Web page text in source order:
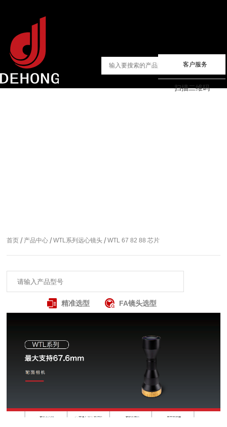
首页 / 产品中心 / WTL系列远心镜头 / WTL 67 82 88 芯片
精准选型 FA镜头选型
客户服务
扫描二维码